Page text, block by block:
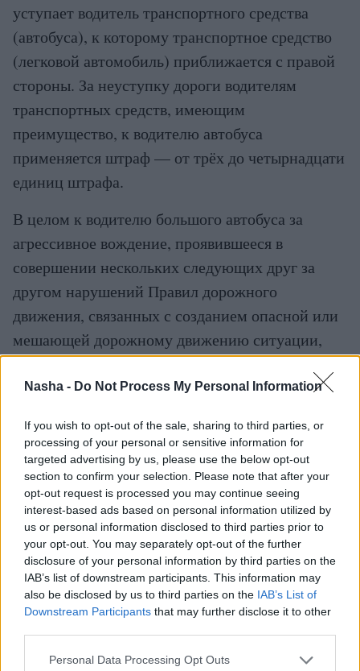
Nasha - Do Not Process My Personal Information
If you wish to opt-out of the sale, sharing to third parties, or
processing of your personal or sensitive information for
targeted advertising by us, please use the below opt-out
section to confirm your selection. Please note that after your
opt-out request is processed you may continue seeing
interest-based ads based on personal information utilized by
us or personal information disclosed to third parties prior to
your opt-out. You may separately opt-out of the further
disclosure of your personal information by third parties on the
IAB’s list of downstream participants. This information may
also be disclosed by us to third parties on the IAB’s List of
Downstream Participants that may further disclose it to other
Personal Data Processing Opt Outs
уступает водитель транспортного средства
(автобуса), к которому транспортное средство
(легковой автомобиль) приближается с правой
стороны. За неуступку дороги водителям
транспортных средств, имеющим
преимущество, к водителю автобуса
применяется штраф — от трёх до четырнадцати
единиц штрафа.
В целом к водителю большого автобуса за
агрессивное вождение, проявившееся в
совершении нескольких следующих друг за
другом нарушений Правил дорожного
движения, связанных с созданием опасной или
мешающей дорожному движению ситуации,
может быть применён штраф в размере от
четырнадцати до пятидесяти шести единиц
Как должны ездить водители больших
(сочленённых) автобусов и троллейбусов в
городе Риге, где в основном движение
интенсивное и для многих особенно опасное!?
Достаточно ли будет соблюдения общих
обязанностей и прав участников дорожного
движения, которые предусматривают, что
участники дорожного движения обязаны
выполнять требования Закона о дорожном
движении, Правил дорожного движения и